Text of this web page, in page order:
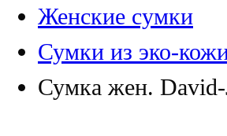
Женские сумки
Сумки из эко-
Сумка жен.